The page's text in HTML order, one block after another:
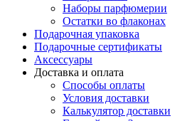
Наборы парфюмерии
Остатки во флаконах
Подарочная упаковка
Подарочные сертификаты
Аксессуары
Доставка и оплата
Способы оплаты
Условия доставки
Калькулятор доставки